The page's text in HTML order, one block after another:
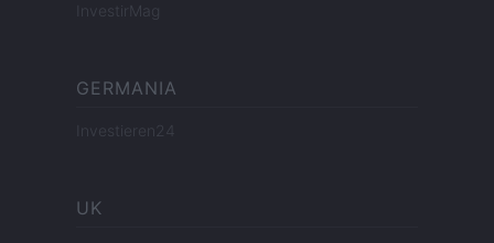
InvestirMag
GERMANIA
Investieren24
UK